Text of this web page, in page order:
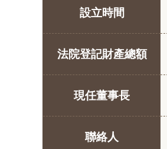
設立時間
法院登記財產總額
現任董事長
聯絡人